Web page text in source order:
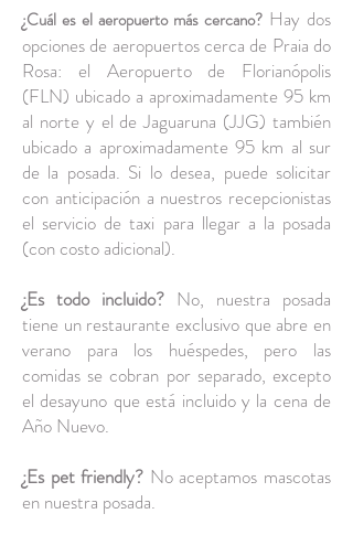
¿Cuál es el aeropuerto más cercano? Hay dos
opciones de aeropuertos cerca de Praia do
Rosa: el Aeropuerto de Florianópolis
(FLN) ubicado a aproximadamente 95 km
al norte y el de Jaguaruna (JJG) también
ubicado a aproximadamente 95 km al sur
de la posada. Si lo desea, puede solicitar
con anticipación a nuestros recepcionistas
el servicio de taxi para llegar a la posada
(con costo adicional).
¿Es todo incluido? No, nuestra posada
tiene un restaurante exclusivo que abre en
verano para los huéspedes, pero las
comidas se cobran por separado, excepto
el desayuno que está incluido y la cena de
Año Nuevo.
¿Es pet friendly? No aceptamos mascotas
en nuestra posada.